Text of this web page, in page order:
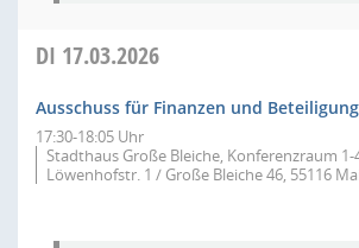
DI 17.03.2026
Ausschuss für Finanzen und
17:30-18:05 Uhr
Stadthaus Große Bleiche, Konferenzraum 1-
Löwenhofstr. 1 / Große Bleiche 46, 55116